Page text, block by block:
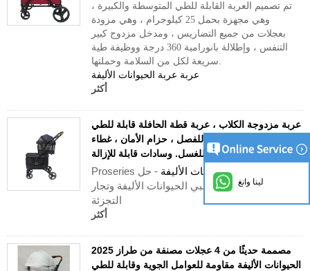
تم تصميم العربة القابلة للطي المتوسطة والكبيرة ،
وهي مجهزة بحمل 25 كيلوجرام ، وهي مزودة
بعجلات من جميع التضاريس ، ومدخل مزدوج كبير
التنفس ، وإطلالة بانورامية 360 درجة ووظيفة طية
سريعة لكل من السلامة وحملتها.
عربة عربة الحيوانات الأليفة
أكثر
عربة مزدوجة الكلاب ، عربة قطة الحافلة قابلة للطي
مع 2 ناقلات قابلة للفصل ، حزام الأمان ، غطاء
القماش القابل للغسل. وسادات قابلة للإزالة
عربة الحيوانات الأليفة - حل
السفر النهائي لمحبي الحيوانات الأليفة وتجار
التجزئة
أكثر
2025 مصممة حديثًا من 4 عجلات مصنفة من طراز
الحيوانات الأليفة مقاومة للعوامل الجوية وقابلة للطي
لينا وانغ